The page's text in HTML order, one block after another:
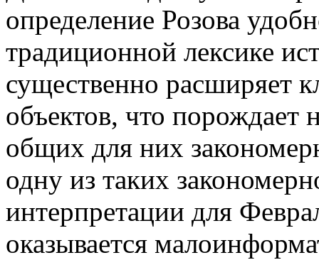
определение Розова
традиционной лексике
существенно расширяет
объектов, что порождает
общих для них
одну из таких
интерпретации для
оказывается